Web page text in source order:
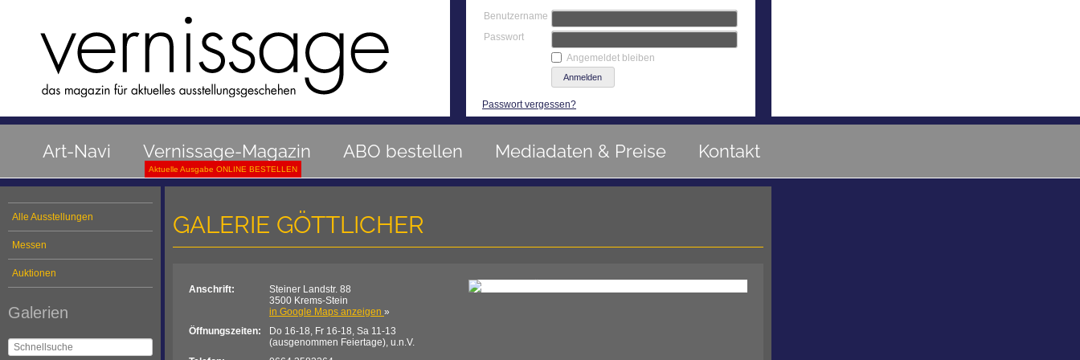
Benutzername
Passwort
Angemeldet bleiben
Passwort vergessen?
Art-Navi Vernissage-Magazin ABO bestellen Mediadaten & Preise Kontakt
Aktuelle Ausgabe ONLINE BESTELLEN
Alle Ausstellungen
Messen
Auktionen
Galerien
GALERIE GÖTTLICHER
Anschrift:
Steiner Landstr. 88
3500 Krems-Stein
in Google Maps anzeigen »
Öffnungszeiten:
Do 16-18, Fr 16-18, Sa 11-13
(ausgenommen Feiertage), u.n.V.